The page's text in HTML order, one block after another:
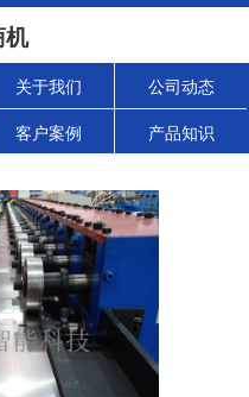
机
关于我们 公司动态
客户案例 产品知识